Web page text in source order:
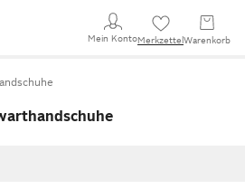
Mein KontoMerkzettel Warenkorb